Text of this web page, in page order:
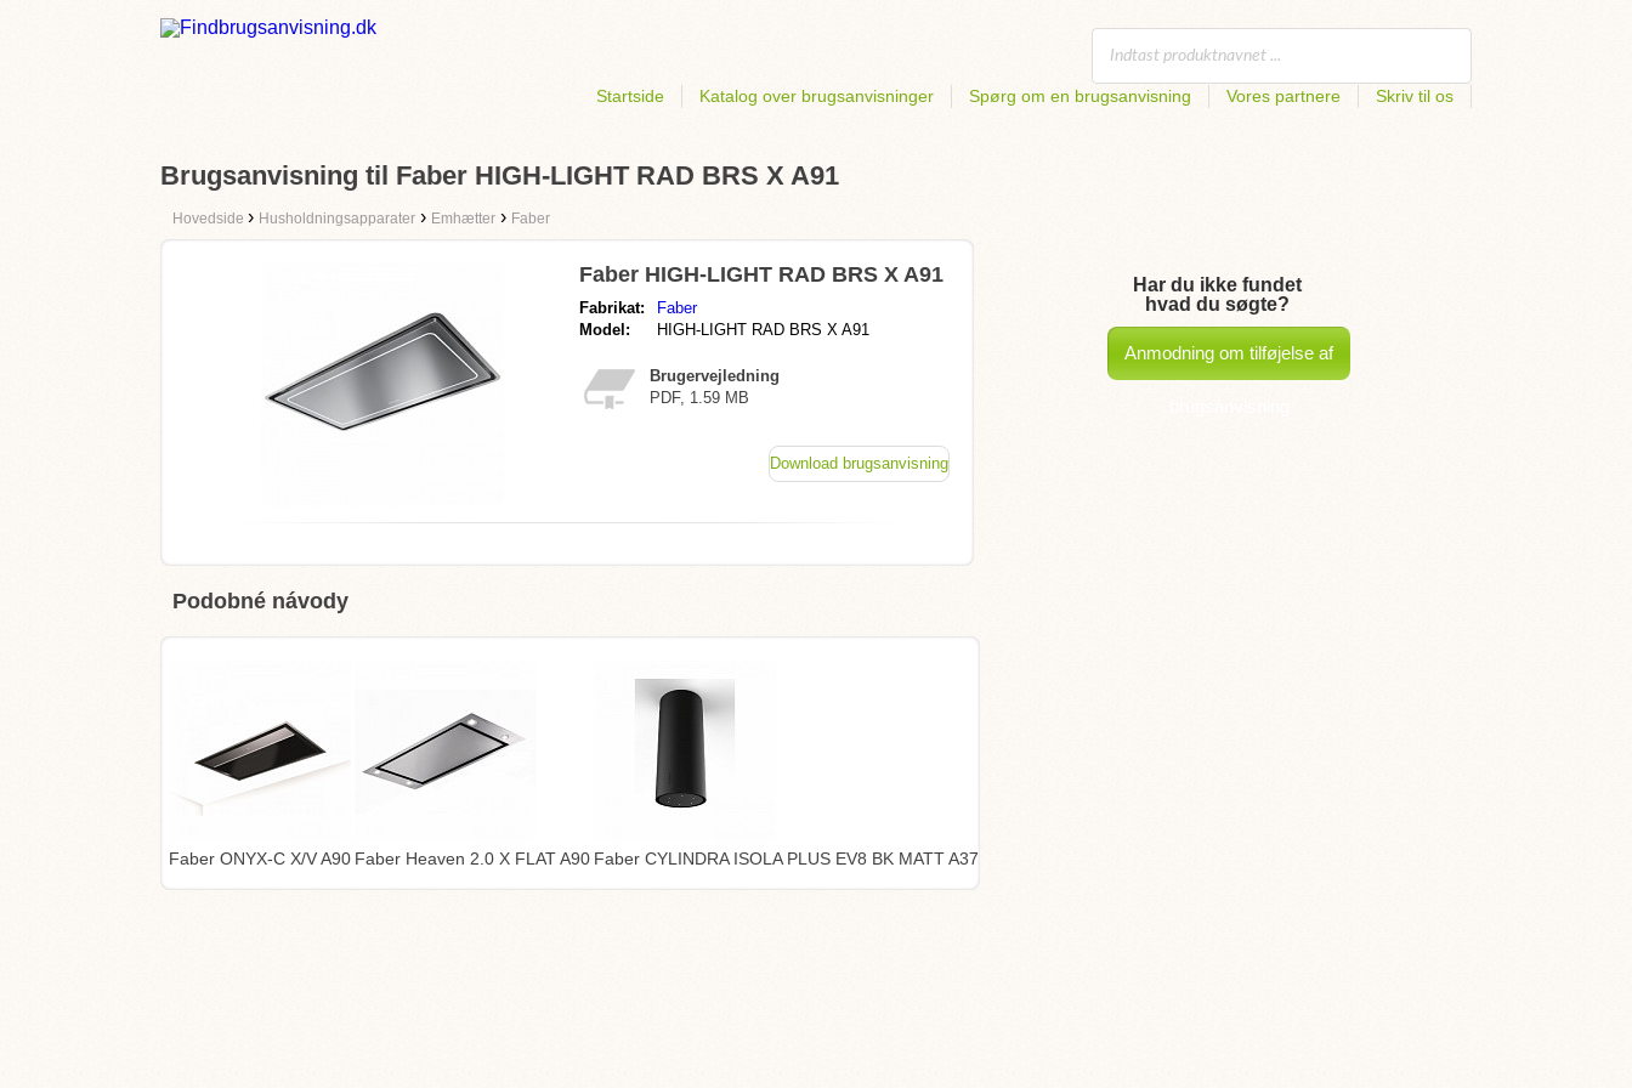
Startside Katalog over brugsanvisninger Spørg om en brugsanvisning Vores partnere Skriv til os
Brugsanvisning til Faber HIGH-LIGHT RAD BRS X A91
Hovedside › Husholdningsapparater › Emhætter › Faber
Faber HIGH-LIGHT RAD BRS X A91
Fabrikat:
Faber
Model:
HIGH-LIGHT RAD BRS X A91
Brugervejledning
PDF, 1.59 MB
Download brugsanvisning
Podobné návody
Faber ONYX-C X/V A90 Faber Heaven 2.0 X FLAT A90 Faber CYLINDRA ISOLA PLUS EV8 BK MATT A37
Har du ikke fundet
hvad du søgte?
Anmodning om tilføjelse af